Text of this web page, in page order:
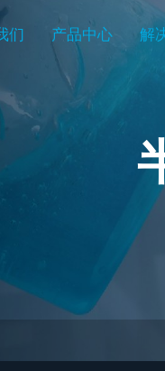
们 产品中心 解
入施诺斯